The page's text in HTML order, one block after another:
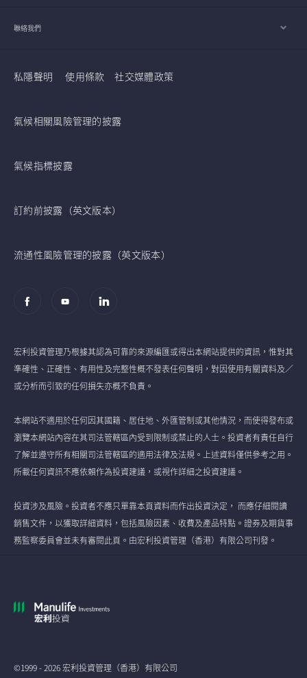
聯絡我們
私隱聲明 使用條款 社交媒體政策
氣候相關風險管理的披露
氣候指標披露
訂約前披露（英文版本）
流通性風險管理的披露（英文版本）
宏利投資管理乃根據其認為可靠的來源編匯或得出本網站提供的資訊，惟對其
準確性、正確性、有用性及完整性概不發表任何聲明，對因使用有關資料及／
或分析而引致的任何損失亦概不負責。
本網站不適用於任何因其國籍、居住地、外匯管制或其他情況，而使得發布或
瀏覽本網站內容在其司法管轄區內受到限制或禁止的人士。投資者有責任自行
了解並遵守所有相關司法管轄區的適用法律及法規。上述資料僅供參考之用。
所載任何資訊不應依賴作為投資建議，或視作詳細之投資建議。
投資涉及風險。投資者不應只單靠本頁資料而作出投資決定， 而應仔細閱讀
銷售文件，以獲取詳細資料，包括風險因素、收費及產品特點。證券及期貨事
務監察委員會並未有審閱此頁。由宏利投資管理（香港）有限公司刊發。
©1999 - 2026 宏利投資管理（香港）有限公司